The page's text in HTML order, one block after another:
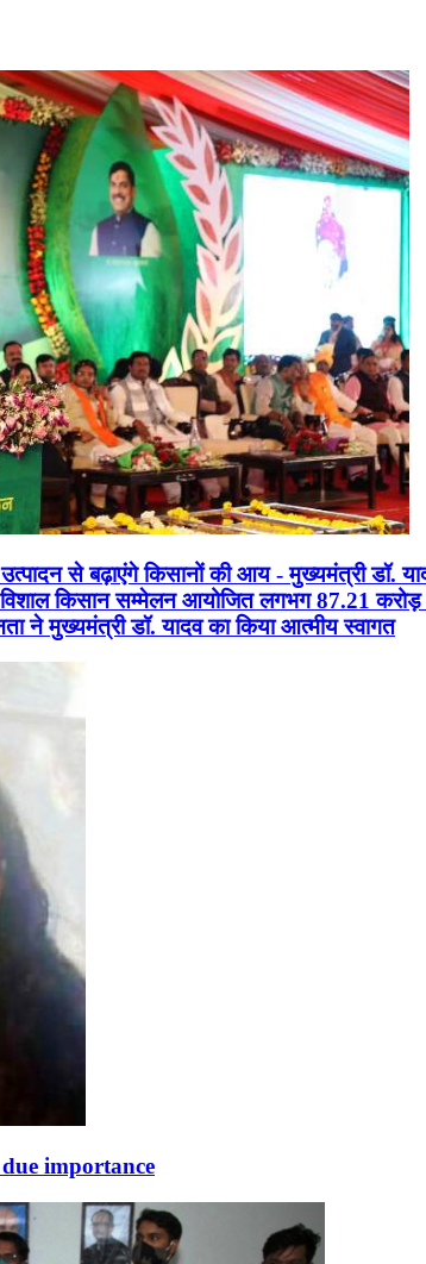
से बढ़ाएंगे किसानों की आय - मुख्यमंत्री डॉ.
किसान सम्मेलन आयोजित लगभग 87.21 करोड़
ने मुख्यमंत्री डॉ. यादव का किया आत्मीय स्वागत
importance